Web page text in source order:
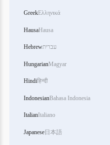
GreekΕλληνικά
HausaHausa
Hebrewעברית
HungarianMagyar
Hindiहिन्दी
IndonesianBahasa Indonesia
ItalianItaliano
Japanese日本語